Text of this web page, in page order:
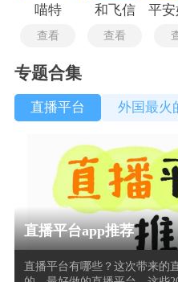
喵特
查看
和飞信
查看
专题合集
直播平台 外国最火
直播平台app推荐
直播平台有哪些？这次带来的